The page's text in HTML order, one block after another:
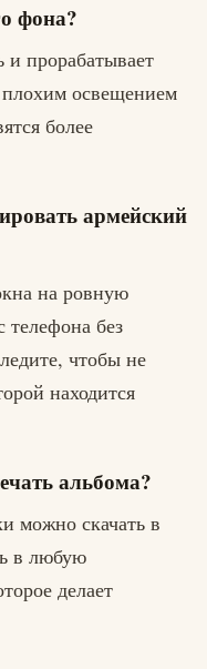
фона?
и прорабатывает
освещением
более
армейский
на ровную
телефона без
чтобы не
находится
альбома?
можно скачать в
в любую
делает